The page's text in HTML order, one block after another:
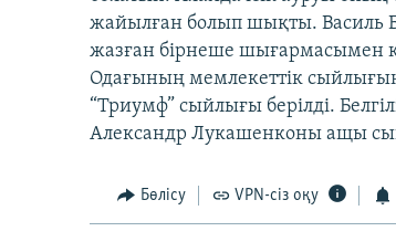
жайылған болып шықты. Василь
жазған бірнеше шығармасымен
Одағының мемлекеттік
“Триумф” сыйлығы берілді.
Александр Лукашенконы ащы
Бөлісу VPN-сіз оқу